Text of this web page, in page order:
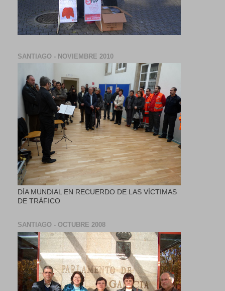
SANTIAGO - NOVIEMBRE 2010
DÍA MUNDIAL EN RECUERDO DE LAS VÍCTIMAS
DE TRÁFICO
SANTIAGO - OCTUBRE 2008